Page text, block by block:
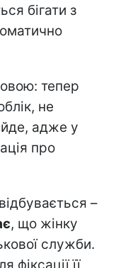
бігати з
тепер
не
адже у
про
–
, що жінку
служби.
її